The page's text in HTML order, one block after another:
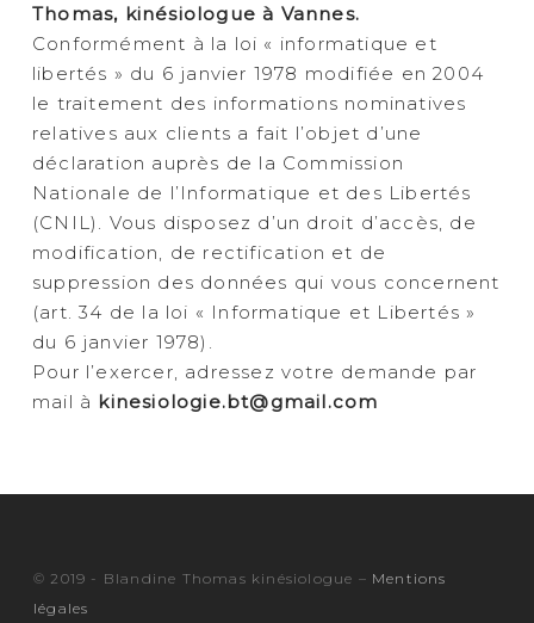
Thomas, kinésiologue à Vannes.
Conformément à la loi « informatique et
libertés » du 6 janvier 1978 modifiée en 2004
le traitement des informations nominatives
relatives aux clients a fait l’objet d’une
déclaration auprès de la Commission
Nationale de l’Informatique et des Libertés
(CNIL). Vous disposez d’un droit d’accès, de
modification, de rectification et de
suppression des données qui vous concernent
(art. 34 de la loi « Informatique et Libertés »
du 6 janvier 1978).
Pour l’exercer, adressez votre demande par
mail à kinesiologie.bt@gmail.com
© 2019 - Blandine Thomas kinésiologue – Mentions
légales